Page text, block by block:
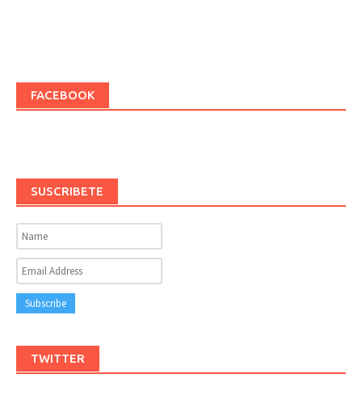
FACEBOOK
SUSCRIBETE
TWITTER